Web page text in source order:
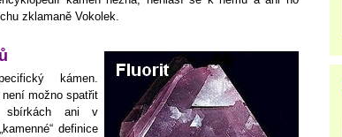
zklamaně Vokolek.
kámen.
není možno spatřit
sbírkách ani v
definice